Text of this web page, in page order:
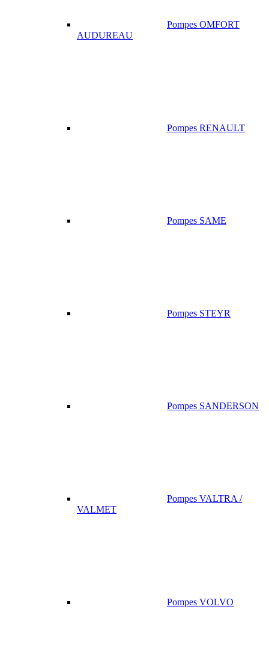
Pompes OMFORT
AUDUREAU
Pompes RENAULT
Pompes SAME
Pompes STEYR
Pompes SANDERSON
Pompes VALTRA /
VALMET
Pompes VOLVO